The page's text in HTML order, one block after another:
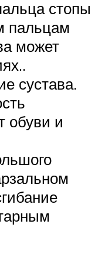
стопы
пальцам
может
сустава.
обуви и